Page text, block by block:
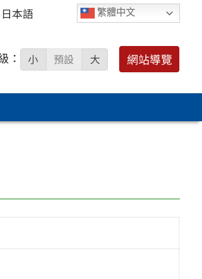
繁體中文
日本語
： 小 預設 大 網站導覽